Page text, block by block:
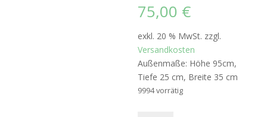
75,00 €
exkl. 20 % MwSt. zzgl.
Versandkosten
Außenmaße: Höhe 95cm,
Tiefe 25 cm, Breite 35 cm
9994 vorrätig